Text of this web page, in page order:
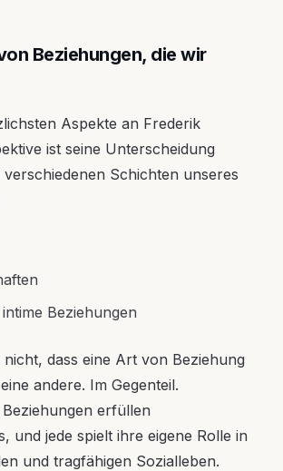
Beziehungen, die wir
Aspekte an Frederik
ist seine Unterscheidung
Schichten unseres
Beziehungen
nicht, dass eine Art von Beziehung
andere. Im Gegenteil.
erfüllen
und jede spielt ihre eigene Rolle in
und tragfähigen Sozialleben.